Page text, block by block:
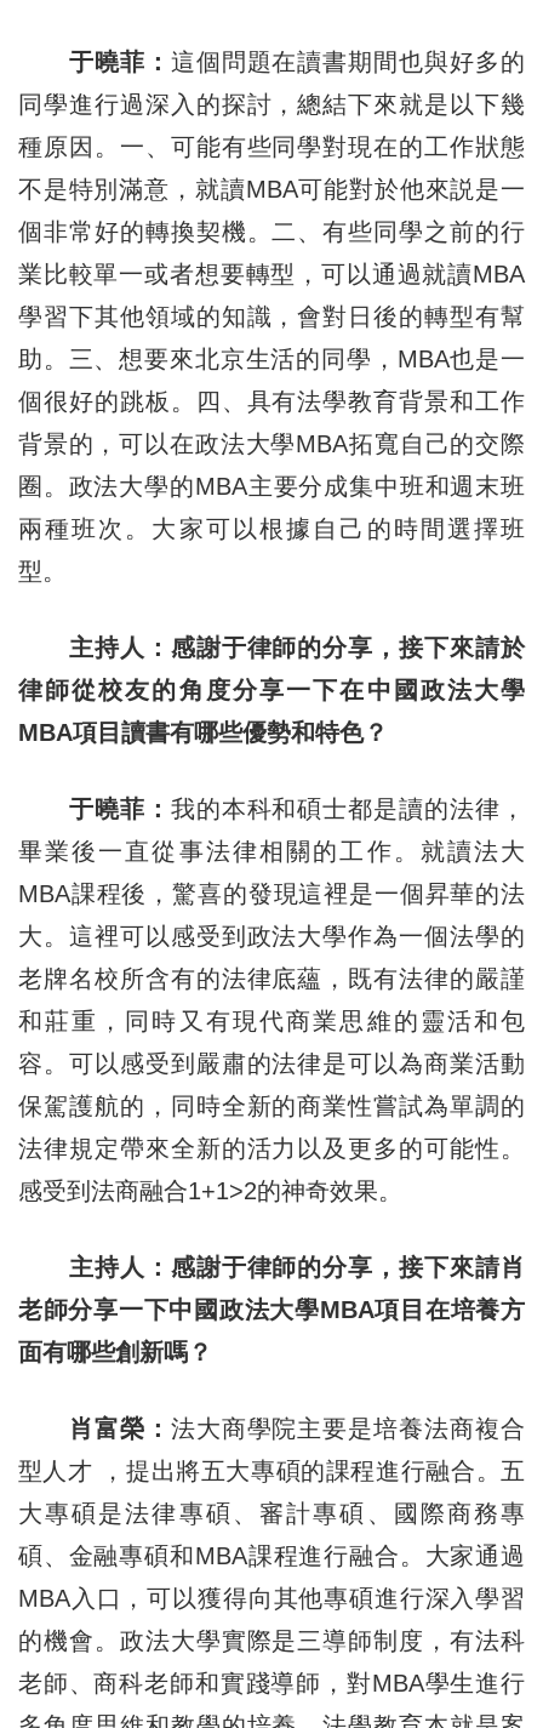
于曉菲： 這個問題在讀書期間也與好多的
同學進行過深入的探討，總結下來就是以下幾
種原因。一、可能有些同學對現在的工作狀態
不是特別滿意，就讀MBA可能對於他來説是一
個非常好的轉換契機。二、有些同學之前的行
業比較單一或者想要轉型，可以通過就讀MBA
學習下其他領域的知識，會對日後的轉型有幫
助。三、想要來北京生活的同學，MBA也是一
個很好的跳板。四、具有法學教育背景和工作
背景的，可以在政法大學MBA拓寬自己的交際
圈。政法大學的MBA主要分成集中班和週末班
兩種班次。大家可以根據自己的時間選擇班
型。
主持人：感謝于律師的分享，接下來請於
律師從校友的角度分享一下在中國政法大學
MBA項目讀書有哪些優勢和特色？
于曉菲： 我的本科和碩士都是讀的法律，
畢業後一直從事法律相關的工作。就讀法大
MBA課程後，驚喜的發現這裡是一個昇華的法
大。這裡可以感受到政法大學作為一個法學的
老牌名校所含有的法律底蘊，既有法律的嚴謹
和莊重，同時又有現代商業思維的靈活和包
容。可以感受到嚴肅的法律是可以為商業活動
保駕護航的，同時全新的商業性嘗試為單調的
法律規定帶來全新的活力以及更多的可能性。
感受到法商融合1+1>2的神奇效果。
主持人：感謝于律師的分享，接下來請肖
老師分享一下中國政法大學MBA項目在培養方
面有哪些創新嗎？
肖富榮： 法大商學院主要是培養法商複合
型人才 ，提出將五大專碩的課程進行融合。五
大專碩是法律專碩、審計專碩、國際商務專
碩、金融專碩和MBA課程進行融合。大家通過
MBA入口，可以獲得向其他專碩進行深入學習
的機會。政法大學實際是三導師制度，有法科
老師、商科老師和實踐導師，對MBA學生進行